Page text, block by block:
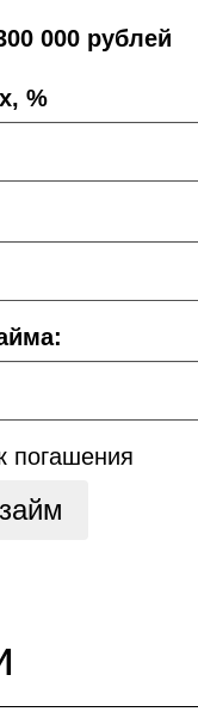
000 рублей
%
погашения